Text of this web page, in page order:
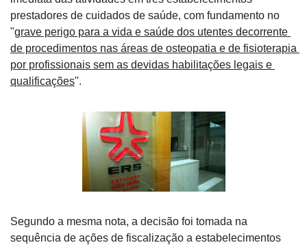
prestadores de cuidados de saúde, com fundamento no
"grave perigo para a vida e saúde dos utentes decorrente
de procedimentos nas áreas de osteopatia e de fisioterapia
por profissionais sem as devidas habilitações legais e
qualificações".
Segundo a mesma nota, a decisão foi tomada na
sequência de ações de fiscalização a estabelecimentos